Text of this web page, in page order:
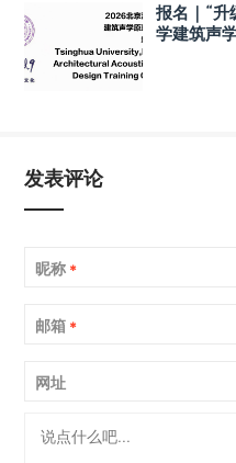
报名｜“升
学建筑声
发表评论
昵称 *
邮箱 *
网址